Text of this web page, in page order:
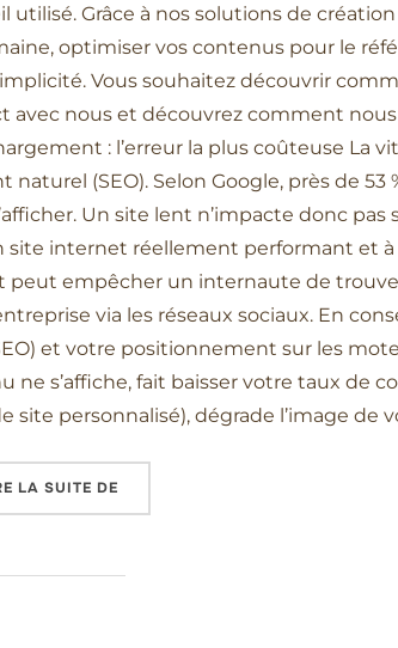
Grâce à nos solutions de
optimiser vos contenus pour le
Vous souhaitez découvrir
avec nous et découvrez comment
: l’erreur la plus coûteuse La
(SEO). Selon Google, près de 53
Un site lent n’impacte donc
site internet réellement performant et
empêcher un internaute de
via les réseaux sociaux. En
et votre positionnement sur les
s’affiche, fait baisser votre taux de
personnalisé), dégrade l’image de
LA SUITE DE